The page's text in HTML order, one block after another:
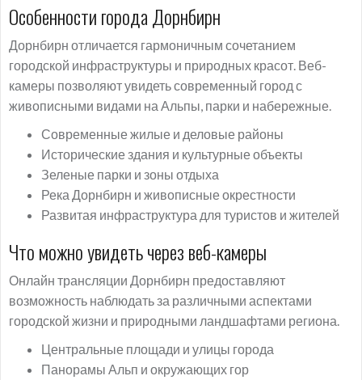
Особенности города Дорнбирн
Дорнбирн отличается гармоничным сочетанием
городской инфраструктуры и природных красот. Веб-
камеры позволяют увидеть современный город с
живописными видами на Альпы, парки и набережные.
Современные жилые и деловые районы
Исторические здания и культурные объекты
Зеленые парки и зоны отдыха
Река Дорнбирн и живописные окрестности
Развитая инфраструктура для туристов и жителей
Что можно увидеть через веб-камеры
Онлайн трансляции Дорнбирн предоставляют
возможность наблюдать за различными аспектами
городской жизни и природными ландшафтами региона.
Центральные площади и улицы города
Панорамы Альп и окружающих гор